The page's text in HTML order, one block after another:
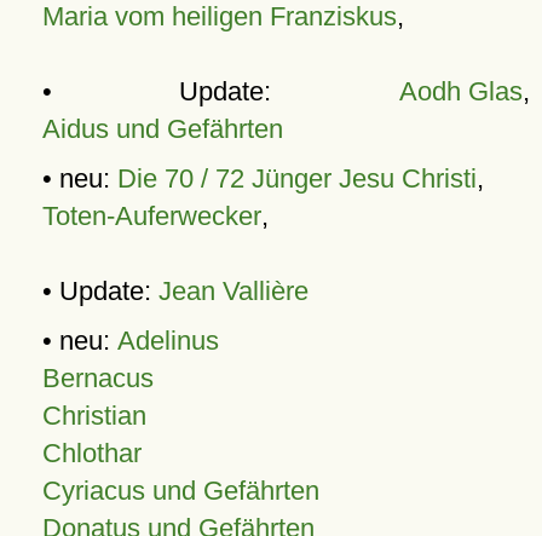
Maria vom heiligen Franziskus,
• Update: Aodh Glas,
Aidus und Gefährten
• neu: Die 70 / 72 Jünger Jesu Christi,
Toten-Auferwecker,
• Update: Jean Vallière
• neu: Adelinus
Bernacus
Christian
Chlothar
Cyriacus und Gefährten
Donatus und Gefährten